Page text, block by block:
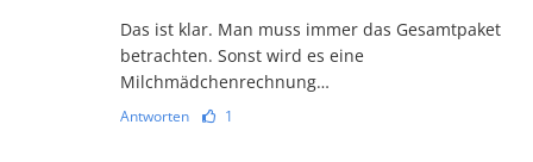
Das ist klar. Man muss immer das Gesamtpaket
betrachten. Sonst wird es eine
Milchmädchenrechnung…
Antworten 1